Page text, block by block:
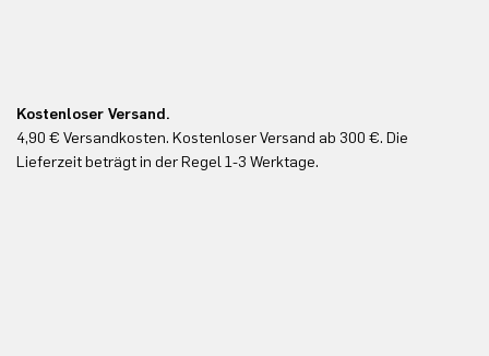
Kostenloser Versand.
4,90 € Versandkosten. Kostenloser Versand ab 300 €. Die
Lieferzeit beträgt in der Regel 1-3 Werktage.